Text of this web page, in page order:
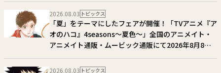
2026.08.03 トピックス
「夏」をテーマにしたフェアが開催！「TVアニメ『ア
オのハコ』4seasons〜夏色〜」全国のアニメイト・
アニメイト通販・ムービック通販にて2026年8月8日
(土)〜 30日(日)まで開催！
2026.08.03 トピックス